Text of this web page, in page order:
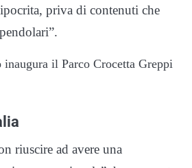
priva di contenuti che
inaugura il Parco Crocetta Greppi
riuscire ad avere una